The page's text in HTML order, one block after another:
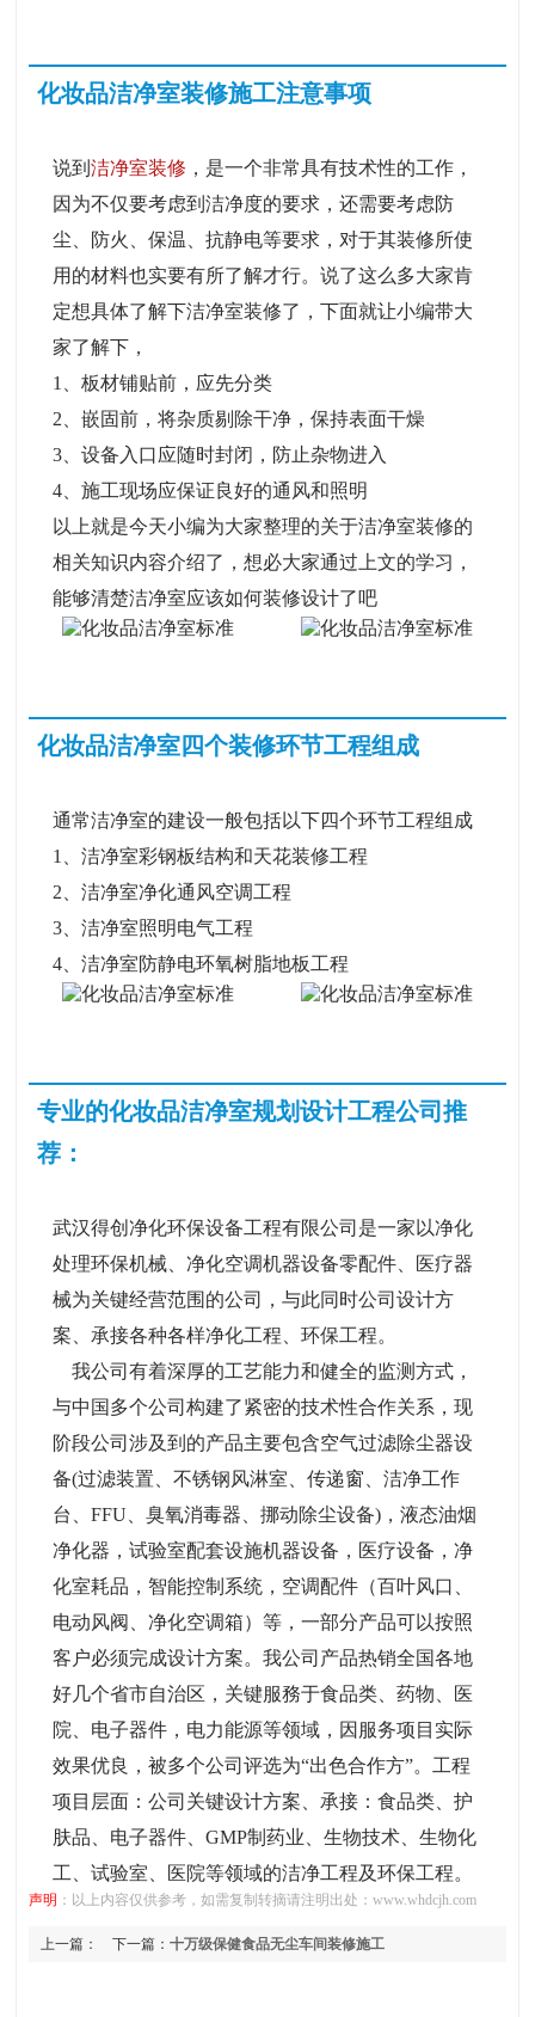
化妆品洁净室装修施工注意事项
说到洁净室装修 ，是一个非常具有技术性的工作，
因为不仅要考虑到洁净度的要求，还需要考虑防
尘、防火、保温、抗静电等要求，对于其装修所使
用的材料也实要有所了解才行。说了这么多大家肯
定想具体了解下洁净室装修了，下面就让小编带大
家了解下，
1、板材铺贴前，应先分类
2、嵌固前，将杂质剔除干净，保持表面干燥
3、设备入口应随时封闭，防止杂物进入
4、施工现场应保证良好的通风和照明
以上就是今天小编为大家整理的关于洁净室装修的
相关知识内容介绍了，想必大家通过上文的学习，
能够清楚洁净室应该如何装修设计了吧
化妆品洁净室四个装修环节工程组成
通常洁净室的建设一般包括以下四个环节工程组成
1、洁净室彩钢板结构和天花装修工程
2、洁净室净化通风空调工程
3、洁净室照明电气工程
4、洁净室防静电环氧树脂地板工程
专业的化妆品洁净室规划设计工程公司推
荐：
武汉得创净化环保设备工程有限公司是一家以净化
处理环保机械、净化空调机器设备零配件、医疗器
械为关键经营范围的公司，与此同时公司设计方
案、承接各种各样净化工程、环保工程。
我公司有着深厚的工艺能力和健全的监测方式，
与中国多个公司构建了紧密的技术性合作关系，现
阶段公司涉及到的产品主要包含空气过滤除尘器设
备(过滤装置、不锈钢风淋室、传递窗、洁净工作
台、FFU、臭氧消毒器、挪动除尘设备)，液态油烟
净化器，试验室配套设施机器设备，医疗设备，净
化室耗品，智能控制系统，空调配件（百叶风口、
电动风阀、净化空调箱）等，一部分产品可以按照
客户必须完成设计方案。我公司产品热销全国各地
好几个省市自治区，关键服務于食品类、药物、医
院、电子器件，电力能源等领域，因服务项目实际
效果优良，被多个公司评选为“出色合作方”。工程
项目层面：公司关键设计方案、承接：食品类、护
肤品、电子器件、GMP制药业、生物技术、生物化
工、试验室、医院等领域的洁净工程及环保工程。
声明 ：以上内容仅供参考，如需复制转摘请注明出处：www.whdcjh.com
下一篇： 十万级保健食品无尘车间装修施工
上一篇：